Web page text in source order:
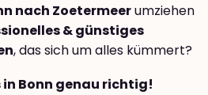
nach Zoetermeerumziehen
& günstiges
, das sich um alles kümmert?
in Bonn genau richtig!